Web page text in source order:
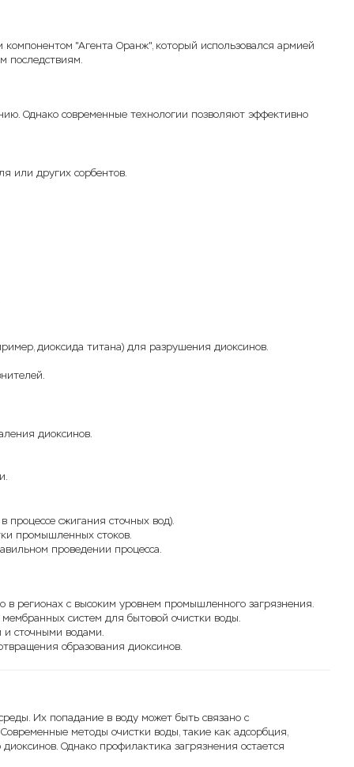
"Агента Оранж", который использовался армией
последствиям.
Однако современные технологии позволяют эффективно
или других сорбентов.
диоксида титана) для разрушения диоксинов.
диоксинов.
сжигания сточных вод).
промышленных стоков.
проведении процесса.
в регионах с высоким уровнем промышленного загрязнения.
систем для бытовой очистки воды.
сточными водами.
образования диоксинов.
Их попадание в воду может быть связано с
методы очистки воды, такие как адсорбция,
Однако профилактика загрязнения остается